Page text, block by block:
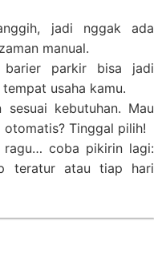
jadi nggak ada
manual.
barier parkir bisa jadi
usaha kamu.
sesuai kebutuhan. Mau
Tinggal pilih!
ragu… coba pikirin lagi:
teratur atau tiap hari